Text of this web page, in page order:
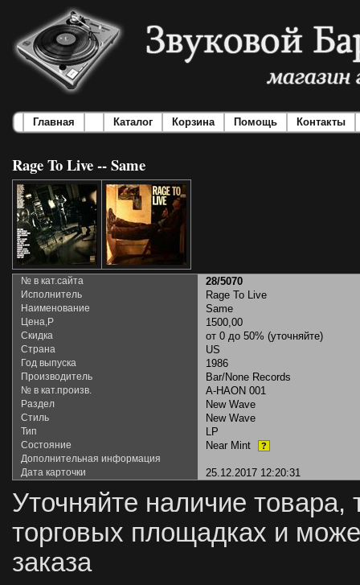
Главная Каталог Корзина Помощь Контакты
Rage To Live -- Same
№ в кат.сайта 28/5070
Исполнитель Rage To Live
Наименование Same
Цена,Р 1500,00
Скидка от 0 до 50% (уточняйте)
Страна US
Год выпуска 1986
Производитель Bar/None Records
№ в кат.произв. A-HAON 001
Раздел New Wave
Стиль New Wave
Тип LP
Состояние Near Mint ?
Дополнительная информация
Дата карточки
25.12.2017 12:20:31
Уточняйте наличие товара,
торговых площадках и
заказа